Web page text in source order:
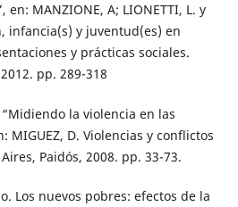
MANZIONE, A; LIONETTI, L. y
infancia(s) y juventud(es) en
y prácticas sociales.
pp. 289-318
“Midiendo la violencia en las
MIGUEZ, D. Violencias y conflictos
Paidós, 2008. pp. 33-73.
Los nuevos pobres: efectos de la